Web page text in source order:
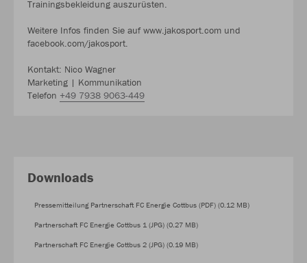
Trainingsbekleidung auszurüsten.
Weitere Infos finden Sie auf www.jakosport.com und
facebook.com/jakosport.
Kontakt: Nico Wagner
Marketing | Kommunikation
Telefon +49 7938 9063-449
Downloads
Pressemitteilung Partnerschaft FC Energie Cottbus (PDF) (0.12 MB)
Partnerschaft FC Energie Cottbus 1 (JPG) (0.27 MB)
Partnerschaft FC Energie Cottbus 2 (JPG) (0.19 MB)